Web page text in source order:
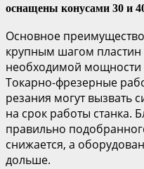
оснащены конусами 30 и
Основное
крупным шагом
необходимой мощности
Токарно-фрезерные
резания могут
на срок работы станка.
правильно
снижается, а
дольше.